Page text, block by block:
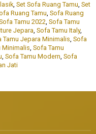
, Set Sofa Ruang Tamu, Set
Ruang Tamu, Sofa Ruang
Tamu 2022, Sofa Tamu
Jepara, Sofa Tamu Italy,
Tamu Jepara Minimalis, Sofa
Minimalis, Sofa Tamu
, Sofa Tamu Modern, Sofa
Jati